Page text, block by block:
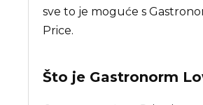
sve to je moguće s
Price.
Što je Gastronorm